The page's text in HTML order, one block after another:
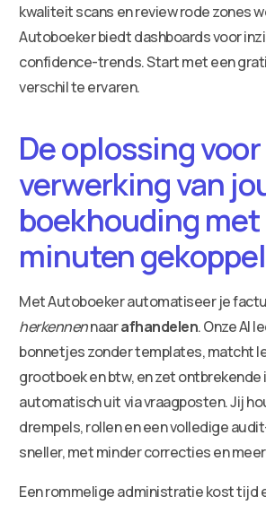
kwaliteit scans en review rode zones
Autoboeker biedt dashboards voor
confidence-trends. Start met een
verschil te ervaren.
De oplossing voor
verwerking van
boekhouding met
minuten
Met Autoboeker automatiseer je
herkennennaarafhandelen. Onze AI
bonnetjes zonder templates, matcht
grootboek en btw, en zet
automatisch uit via vraagposten. Jij
drempels, rollen en een volledige
sneller, met minder correcties en
Een rommelige administratie kost tijd